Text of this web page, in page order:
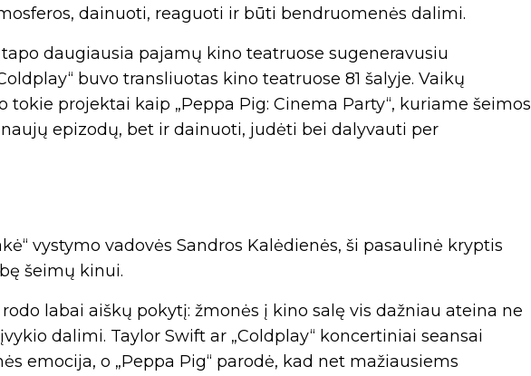
dainuoti, reaguoti ir būti bendruomenės dalimi.
daugiausia pajamų kino teatruose sugeneravusiu
buvo transliuotas kino teatruose 81 šalyje. Vaikų
projektai kaip „Peppa Pig: Cinema Party“, kuriame šeimos
epizodų, bet ir dainuoti, judėti bei dalyvauti per
vystymo vadovės Sandros Kalėdienės, ši pasaulinė kryptis
šeimų kinui.
labai aiškų pokytį: žmonės į kino salę vis dažniau ateina ne
dalimi. Taylor Swift ar „Coldplay“ koncertiniai seansai
emocija, o „Peppa Pig“ parodė, kad net mažiausiems